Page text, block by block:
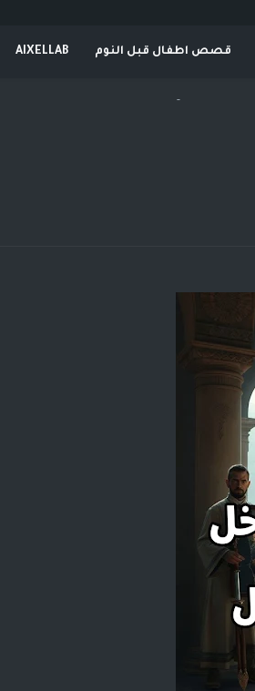
قصص اطفال قبل النوم AIXELLAB
-